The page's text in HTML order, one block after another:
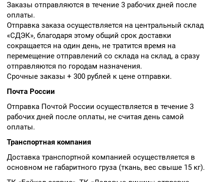
Заказы отправляются в течение 3 рабочих дней после
оплаты.
Отправка заказа осуществляется на центральный склад
«СДЭК», благодаря этому общий срок доставки
сокращается на один день, не тратится время на
перемещение отправлений со склада на склад, а сразу
отправляются по городам назначения.
Срочные заказы + 300 рублей к цене отправки.
Почта России
Отправка Почтой России осуществляется в течение 3
рабочих дней после оплаты, не считая день самой
оплаты.
Транспортная компания
Доставка транспортной компанией осуществляется в
основном не габаритного груза (ткань, вес свыше 15 кг).